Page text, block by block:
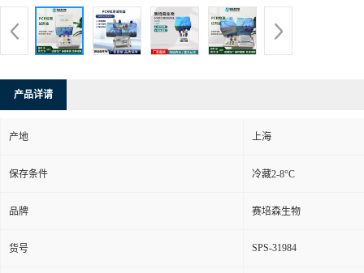
产品详请
产地 上海
保存条件 冷藏2-8°C
品牌 赛培森生物
货号 SPS-31984